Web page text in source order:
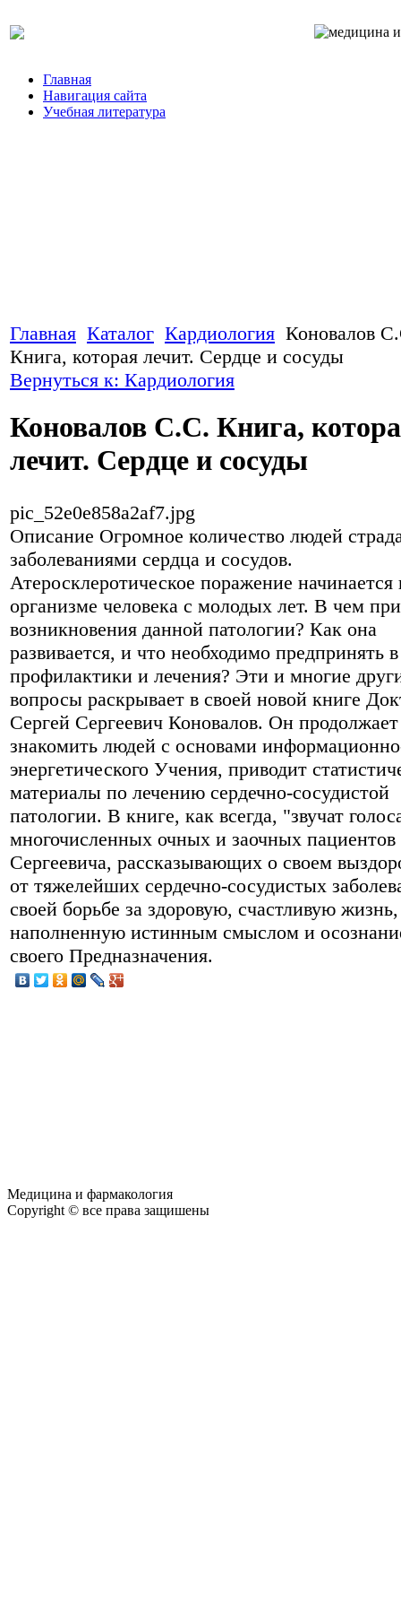
Главная
Навигация сайта
Учебная литература
Главная Каталог Кардиология Коновалов
Книга, которая лечит. Сердце и сосуды
Вернуться к: Кардиология
Коновалов С.С. Книга,
лечит. Сердце и сосуды
pic_52e0e858a2af7.jpg
Описание Огромное количество людей
заболеваниями сердца и сосудов.
Атеросклеротическое поражение начинается
организме человека с молодых лет. В чем
возникновения данной патологии? Как она
развивается, и что необходимо предпринять
профилактики и лечения? Эти и многие
вопросы раскрывает в своей новой книге
Сергей Сергеевич Коновалов. Он продолжает
знакомить людей с основами
энергетического Учения, приводит
материалы по лечению сердечно-сосудистой
патологии. В книге, как всегда, "звучат
многочисленных очных и заочных пациентов
Сергеевича, рассказывающих о своем
от тяжелейших сердечно-сосудистых
своей борьбе за здоровую, счастливую жизнь,
наполненную истинным смыслом и
своего Предназначения.
Медицина и фармакология
Copyright © все права защишены